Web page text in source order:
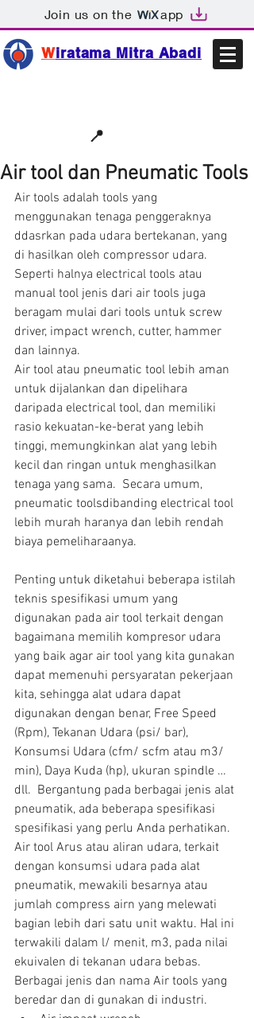
Join us on the app
Wiratama Mitra Abadi
📍
Air tool dan Pneumatic Tools
Air tools adalah tools yang
menggunakan tenaga penggeraknya
ddasrkan pada udara bertekanan, yang
di hasilkan oleh compressor udara.
Seperti halnya electrical tools atau
manual tool jenis dari air tools juga
beragam mulai dari tools untuk screw
driver, impact wrench, cutter, hammer
dan lainnya.
Air tool atau pneumatic tool lebih aman
untuk dijalankan dan dipelihara
daripada electrical tool, dan memiliki
rasio kekuatan-ke-berat yang lebih
tinggi, memungkinkan alat yang lebih
kecil dan ringan untuk menghasilkan
tenaga yang sama.  Secara umum,
pneumatic toolsdibanding electrical tool
lebih murah haranya dan lebih rendah
biaya pemeliharaanya.
Penting untuk diketahui beberapa istilah
teknis spesifikasi umum yang
digunakan pada air tool terkait dengan
bagaimana memilih kompresor udara
yang baik agar air tool yang kita gunakan
dapat memenuhi persyaratan pekerjaan
kita, sehingga alat udara dapat
digunakan dengan benar, Free Speed
(Rpm), Tekanan Udara (psi/ bar),
Konsumsi Udara (cfm/ scfm atau m3/
min), Daya Kuda (hp), ukuran spindle …
dll.  Bergantung pada berbagai jenis alat
pneumatik, ada beberapa spesifikasi
spesifikasi yang perlu Anda perhatikan.
Air tool Arus atau aliran udara, terkait
dengan konsumsi udara pada alat
pneumatik, mewakili besarnya atau
jumlah compress airn yang melewati
bagian lebih dari satu unit waktu. Hal ini
terwakili dalam l/ menit, m3, pada nilai
ekuivalen di tekanan udara bebas.
Berbagai jenis dan nama Air tools yang
beredar dan di gunakan di industri.